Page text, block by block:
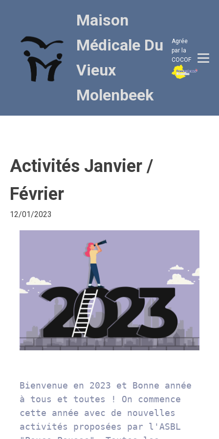
Maison
Médicale Du
Vieux
Molenbeek
Agrée
par la
COCOF
Activités Janvier /
Février
12/01/2023
Bienvenue en 2023 et Bonne année
à tous et toutes ! On commence
cette année avec de nouvelles
activités proposées par l'ASBL